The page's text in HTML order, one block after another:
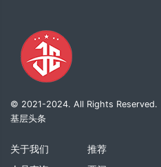
© 2021-2024. All Rights Reserved.
基层头条
关于我们
推荐